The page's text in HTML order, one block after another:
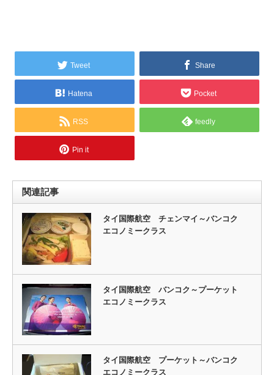
Tweet Share
Hatena Pocket
RSS feedly
Pin it
関連記事
タイ国際航空 チェンマイ～バンコク
エコノミークラス
タイ国際航空 バンコク～プーケット
エコノミークラス
タイ国際航空 プーケット～バンコク
エコノミークラス